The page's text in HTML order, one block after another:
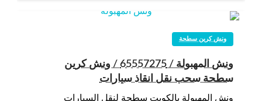
ونش كرين سطحة
ونش المهبولة / 65557275 / ونش كرين
سطحة سحب نقل انقاذ سيارات
ونش المهبولة بالكويت سطحة لنقل السيارات